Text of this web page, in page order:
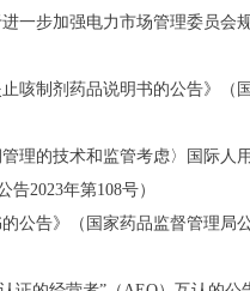
一步加强电力市场管理委员会
咳制剂药品说明书的公告》（
理的技术和监管考虑〉国际人
2023年第108号）
公告》（国家药品监督管理局